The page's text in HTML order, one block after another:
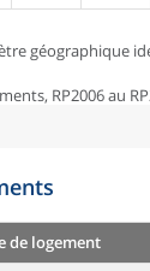
géographique
RP2006 au
de logement